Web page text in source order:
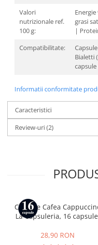
Valori
nutrizionale ref.
100 g:
grasi
|
Compatibilitate:
Bialetti
Informatii conformitate
Caracteristici
Review-uri(2)
Capsule Cafea
La Capsuleria, 16
28,90 RON